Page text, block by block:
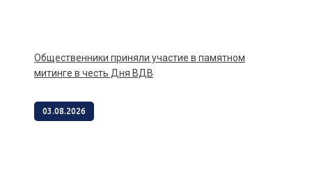
Общественники приняли участие в памятном
митинге в честь Дня ВДВ
03.08.2026